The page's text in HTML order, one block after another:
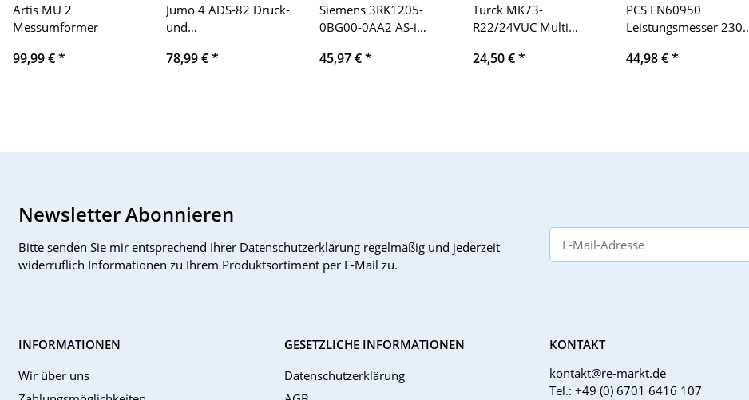
Artis MU 2
Messumformer
99,99 €*
Jumo 4 ADS-82 Druck-
und
230V
78,99 €*
Siemens 3RK1205-
0BG00-0AA2 AS-i
45,97 €*
Turck MK73-
R22/24VUC Multi
24,50 €*
PCS EN60950
Leistungsmesser 230V
44,98 €*
Newsletter Abonnieren
Bitte senden Sie mir entsprechend Ihrer Datenschutzerklärung regelmäßig und jederzeit
widerruflich Informationen zu Ihrem Produktsortiment per E-Mail zu.
INFORMATIONEN
Wir über uns
GESETZLICHE INFORMATIONEN
Datenschutzerklärung
KONTAKT
kontakt@re-markt.de
Tel.: +49 (0) 6701 6416 107